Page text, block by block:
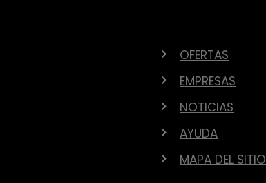
OFERTAS
EMPRESAS
NOTICIAS
AYUDA
MAPA DEL SITIO